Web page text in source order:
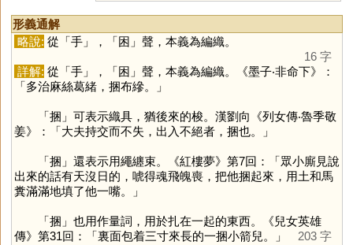
形義通解
略說: 從「手」，「困 」聲，本義為編織。
16 字
詳解: 從「手」，「困 」聲，本義為編織。《墨子‧非命下》：
「多治麻絲葛緒，捆布縿。」
「捆 」可表示織具，猶後來的梭。漢劉向《列女傳‧魯季敬
姜》：「大夫持交而不失，出入不絕者，捆也。」
「捆 」還表示用繩纏束。《紅樓夢》第7回：「眾小廝見說
出來的話有天沒日的，唬得魂飛魄喪，把他捆起來，用土和馬
糞滿滿地填了他一嘴。」
「捆 」也用作量詞，用於扎在一起的東西。《兒女英雄
傳》第31回：「裏面包着三寸來長的一捆小箭兒。」
203 字